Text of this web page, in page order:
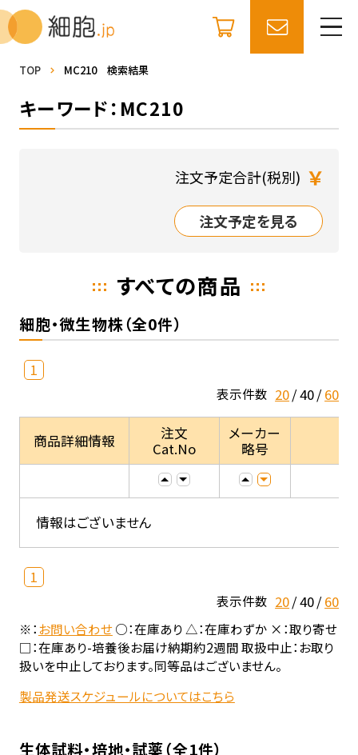
TOP MC210 検索結果
キーワード：MC210
注文予定合計(税別) ￥
注文予定を見る
すべての商品
細胞・微生物株（全0件）
1
表示件数 20 40 60
商品詳細情報
注文
Cat.No
メーカー
略号
情報はございません
1
表示件数 20 40 60
※：お問い合わせ○：在庫あり △：在庫わずか ×：取り寄せ
□：在庫あり-培養後お届け納期約2週間 取扱中止：お取り
扱いを中止しております。同等品はございません。
製品発送スケジュールについてはこちら
生体試料・培地・試薬（全1件）